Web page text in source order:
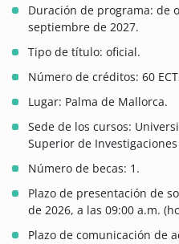
Duración de programa: de
septiembre de 2027.
Tipo de título: oficial.
Número de créditos: 60
Lugar: Palma de Mallorca.
Sede de los cursos:
Superior de
Número de becas: 1.
Plazo de presentación de
de 2026, a las 09:00 a.m.
Plazo de comunicación de